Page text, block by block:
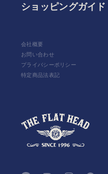
ショッピングガイド
会社概要
お問い合わせ
プライバシーポリシー
特定商品法表記